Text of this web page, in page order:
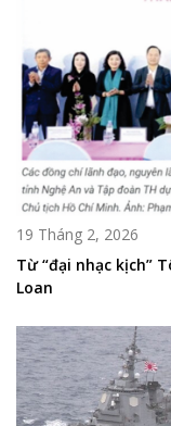
19 Tháng 2, 2026
Từ “đại nhạc kịch”
Loan